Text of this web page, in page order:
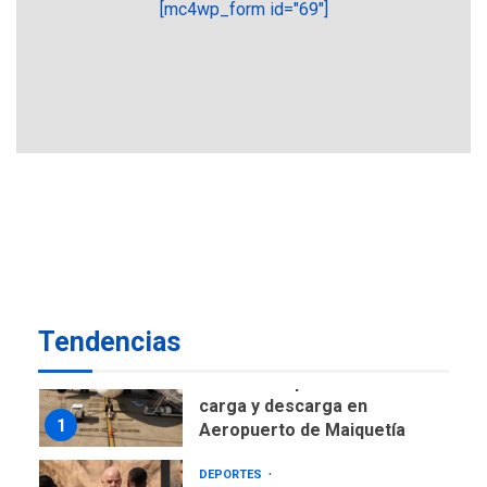
[mc4wp_form id="69"]
Tendencias
ÚLTIMA HORA
DESTACADOS
NACIONALES
1
carga y descarga en
Aeropuerto de Maiquetía
DEPORTES